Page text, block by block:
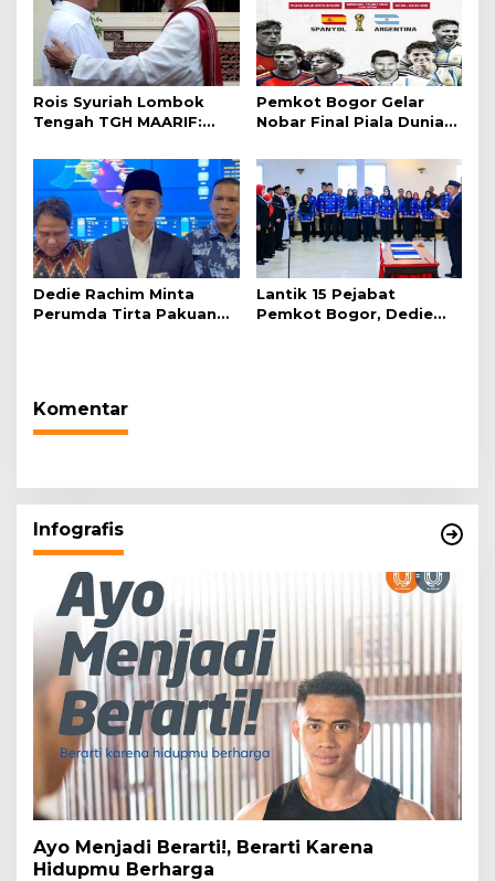
Rois Syuriah Lombok
Tengah TGH MAARIF:
Abad Kedua NU”
Pemkot Bogor Gelar
Nobar Final Piala Dunia
Dedie Rachim Minta
Perumda Tirta Pakuan
Lantik 15 Pejabat
Pemkot Bogor, Dedie
Komentar
Infografis
Ayo Menjadi Berarti!, Berarti Karena
Hidupmu Berharga